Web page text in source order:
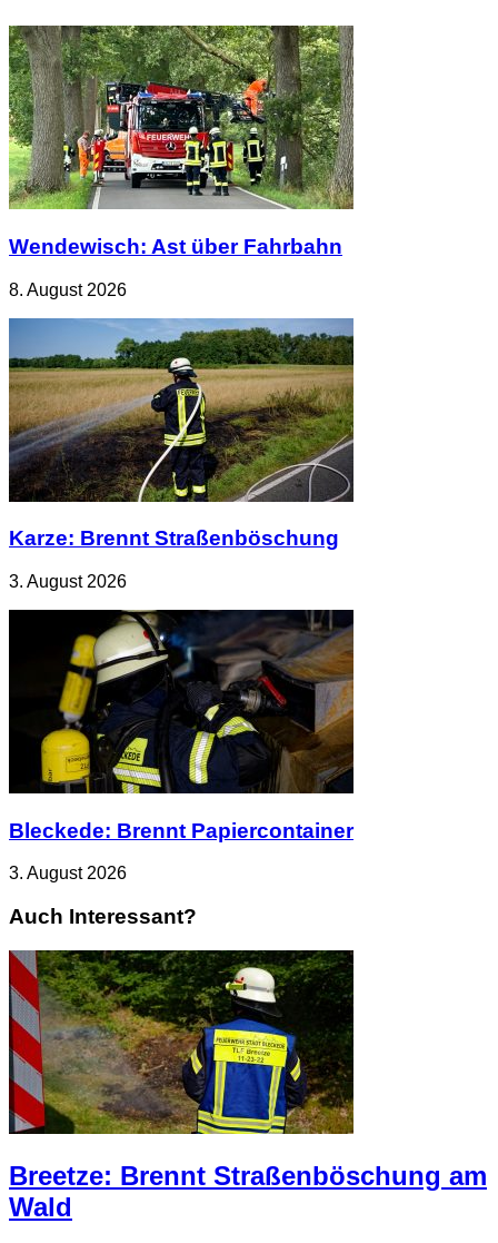
Wendewisch: Ast über Fahrbahn
8. August 2026
Karze: Brennt Straßenböschung
3. August 2026
Bleckede: Brennt Papiercontainer
3. August 2026
Auch Interessant?
Breetze: Brennt Straßenböschung am
Wald